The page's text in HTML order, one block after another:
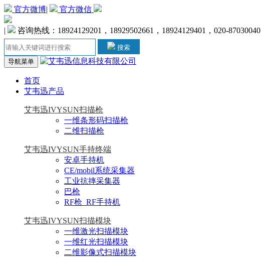
官方微博| 官方微信
| 咨询热线：18924129201，18929502661，18924129401，020-87030040
搜索
导航菜单
首页
艾韦迅产品
艾韦迅IVYSUN扫描枪
一维条形码扫描枪
二维扫描枪
艾韦迅IVYSUN手持终端
安卓手持机
CE/mobil系统采集器
工业抗摔采集器
巴枪
RF枪_RF手持机
艾韦迅IVYSUN扫描模块
一维激光扫描模块
一维红光扫描模块
二维影像式扫描模块